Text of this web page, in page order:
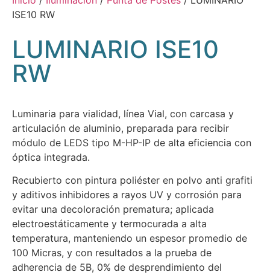
ISE10 RW
LUMINARIO ISE10
RW
Luminaria para vialidad, línea Vial, con carcasa y
articulación de aluminio, preparada para recibir
módulo de LEDS tipo M-HP-IP de alta eficiencia con
óptica integrada.
Recubierto con pintura poliéster en polvo anti grafiti
y aditivos inhibidores a rayos UV y corrosión para
evitar una decoloración prematura; aplicada
electroestáticamente y termocurada a alta
temperatura, manteniendo un espesor promedio de
100 Micras, y con resultados a la prueba de
adherencia de 5B, 0% de desprendimiento del